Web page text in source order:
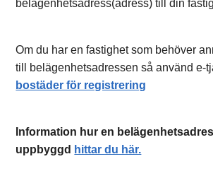
belägenhetsadress(adress) till din
Om du har en fastighet som behöver
till belägenhetsadressen så använd e-
bostäder för registrering
Information hur en
uppbyggd hittar du här.